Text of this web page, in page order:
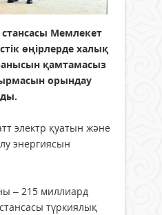
Мемлекет
өңірлерде халық
қамтамасыз
орындау
электр қуатын және
энергиясын
– 215 миллиард
түркиялық